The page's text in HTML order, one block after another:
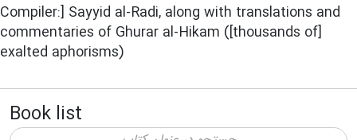
Compiler:] Sayyid al-Radi, along with translations and
commentaries of Ghurar al-Hikam ([thousands of]
exalted aphorisms)
Book list